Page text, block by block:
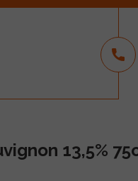
13,5%